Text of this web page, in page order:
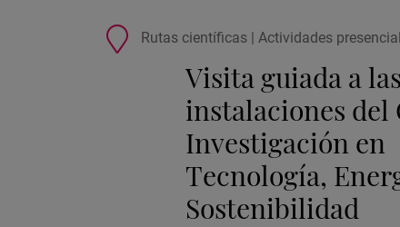
de
actividad
Rutas científicas | Actividades
Visita guiada a las
instalaciones del
Investigación en
Tecnología,
Sostenibilidad